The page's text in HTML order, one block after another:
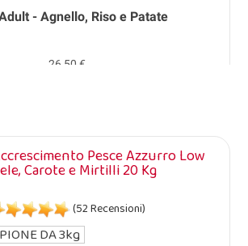
- Agnello, Riso e Patate
26,50 €
(52 Recensioni)
DA 3kg